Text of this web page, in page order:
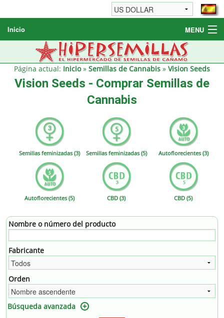
Inicio MENU
Semillas de cannabis
Otros productos
Informaciónes / FAQ
Página actual: Inicio» Semillas de Cannabis » Vision Seeds
Vision Seeds - Comprar Semillas de
Cannabis
Semillas feminizadas (3) Semillas feminizadas (5) Autoflorecientes (3)
Autoflorecientes (5) CBD (3) CBD (5)
Nombre o número del producto
Fabricante
Orden
Búsqueda avanzada